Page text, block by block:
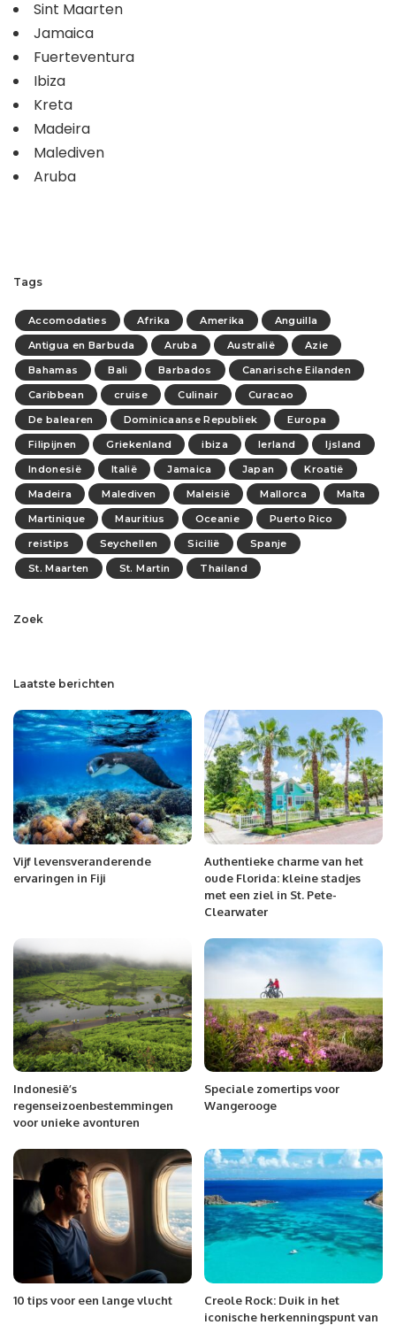
Sint Maarten
Jamaica
Fuerteventura
Ibiza
Kreta
Madeira
Malediven
Aruba
Tags
Accomodaties Afrika Amerika
Anguilla
Antigua en Barbuda
Aruba Australië
Azie
Bahamas
Bali Barbados
Canarische Eilanden
Caribbean
cruise Culinair
Curacao
De balearen
Dominicaanse Republiek
Europa
Filipijnen
Griekenland ibiza Ierland
Ijsland
Indonesië
Italië Jamaica Japan
Kroatië
Madeira
Malediven Maleisië Mallorca
Malta
Martinique
Mauritius Oceanie
Puerto Rico
reistips
Seychellen Sicilië
Spanje
St. Maarten
St. Martin Thailand
Zoek
Laatste berichten
Vijf levensveranderende
ervaringen in Fiji
Authentieke charme van het
oude Florida: kleine stadjes
met een ziel in St. Pete-
Clearwater
Indonesië’s
regenseizoenbestemmingen
voor unieke avonturen
Speciale zomertips voor
Wangerooge
10 tips voor een lange vlucht
Creole Rock: Duik in het
iconische herkenningspunt van